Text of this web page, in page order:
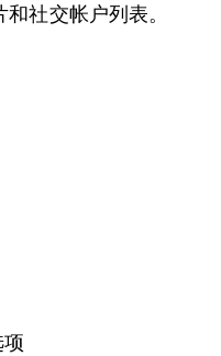
社交帐户列表。